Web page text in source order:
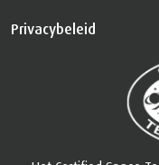
Privacybeleid